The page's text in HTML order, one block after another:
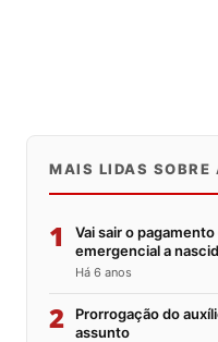
MAIS LIDAS SOBRE
1
Vai sair o
emergencial a
Há 6 anos
2
Prorrogação do
assunto